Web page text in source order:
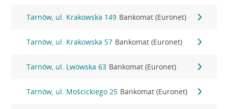
Tarnów, ul. Krakowska 149 Bankomat (Euronet)
Tarnów, ul. Krakowska 57 Bankomat (Euronet)
Tarnów, ul. Lwowska 63 Bankomat (Euronet)
Tarnów, ul. Mościckiego 25 Bankomat (Euronet)